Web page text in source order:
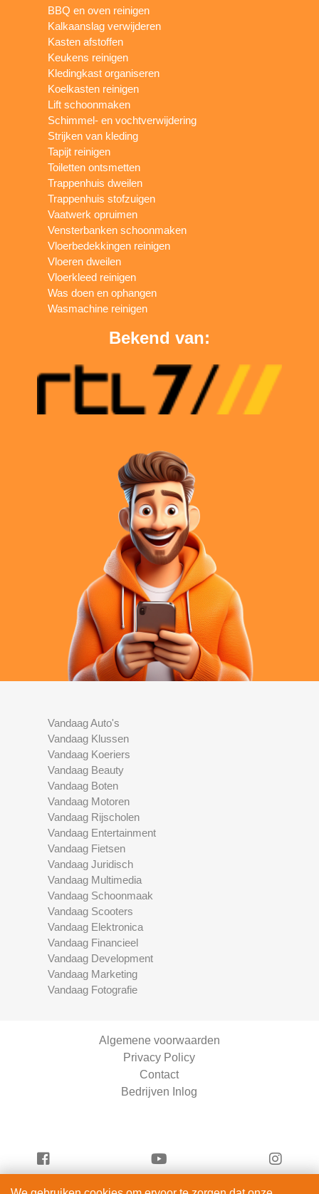
BBQ en oven reinigen
Kalkaanslag verwijderen
Kasten afstoffen
Keukens reinigen
Kledingkast organiseren
Koelkasten reinigen
Lift schoonmaken
Schimmel- en vochtverwijdering
Strijken van kleding
Tapijt reinigen
Toiletten ontsmetten
Trappenhuis dweilen
Trappenhuis stofzuigen
Vaatwerk opruimen
Vensterbanken schoonmaken
Vloerbedekkingen reinigen
Vloeren dweilen
Vloerkleed reinigen
Was doen en ophangen
Wasmachine reinigen
Bekend van:
Vandaag Auto's
Vandaag Klussen
Vandaag Koeriers
Vandaag Beauty
Vandaag Boten
Vandaag Motoren
Vandaag Rijscholen
Vandaag Entertainment
Vandaag Fietsen
Vandaag Juridisch
Vandaag Multimedia
Vandaag Schoonmaak
Vandaag Scooters
Vandaag Elektronica
Vandaag Financieel
Vandaag Development
Vandaag Marketing
Vandaag Fotografie
Algemene voorwaarden
Privacy Policy
Contact
Bedrijven Inlog